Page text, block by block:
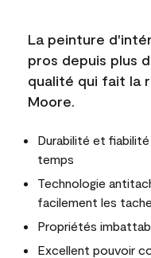
La peinture
pros depuis plus
qualité qui fait la
Moore.
Durabilité et fiabilité
temps
Technologie
facilement les
Propriétés
Excellent pouvoir